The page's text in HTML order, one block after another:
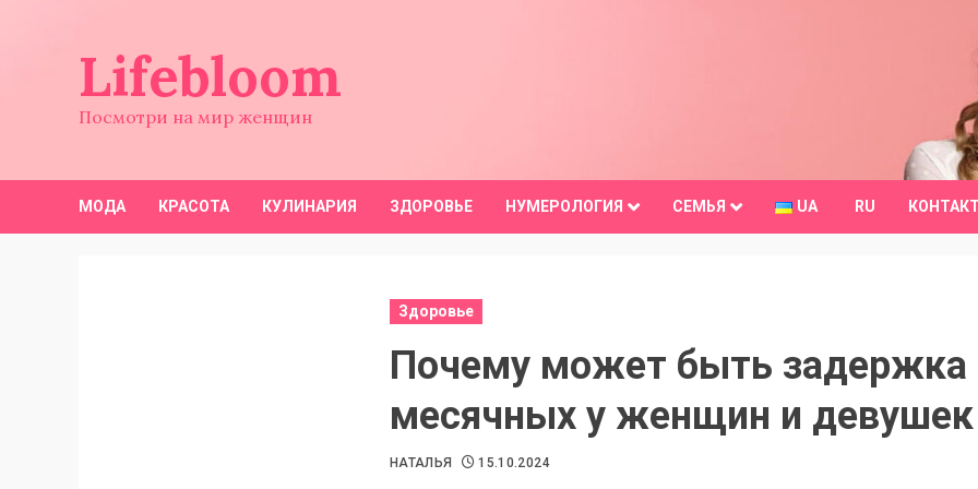
содержимомуLifebloom
Посмотри на мир женщин
МОДА КРАСОТА КУЛИНАРИЯ ЗДОРОВЬЕ НУМЕРОЛОГИЯ СЕМЬЯ UA RU
Здоровье
Почему может быть задержка
месячных у женщин и девушек
НАТАЛЬЯ 15.10.2024